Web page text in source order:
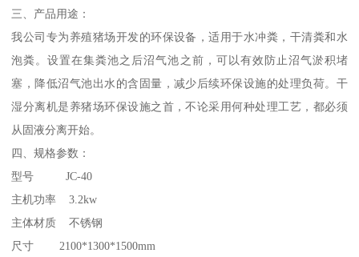
三、产品用途：
我公司专为养殖猪场开发的环保设备，适用于水冲粪，干清粪和水
泡粪。设置在集粪池之后沼气池之前，可以有效防止沼气淤积堵
塞，降低沼气池出水的含固量，减少后续环保设施的处理负荷。干
湿分离机是养猪场环保设施之首，不论采用何种处理工艺，都必须
从固液分离开始。
四、规格参数：
型号 JC-40
主机功率 3.2kw
主体材质 不锈钢
尺寸 2100*1300*1500mm